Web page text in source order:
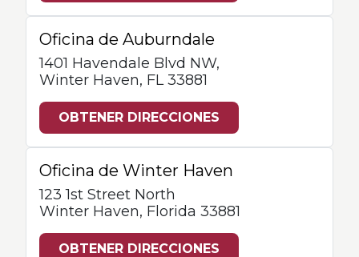
Oficina de Auburndale
1401 Havendale Blvd NW,
Winter Haven, FL 33881
OBTENER DIRECCIONES
Oficina de Winter Haven
123 1st Street North
Winter Haven, Florida 33881
OBTENER DIRECCIONES